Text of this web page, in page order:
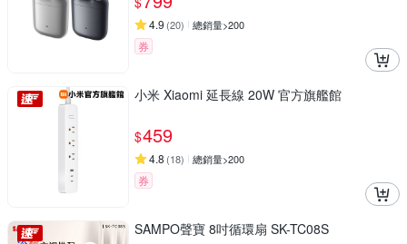
4.9 (20) 總銷量>200
券
小米 Xiaomi 延長線 20W 官方旗艦館
$459
4.8 (18) 總銷量>200
券
SAMPO聲寶 8吋循環扇 SK-TC08S